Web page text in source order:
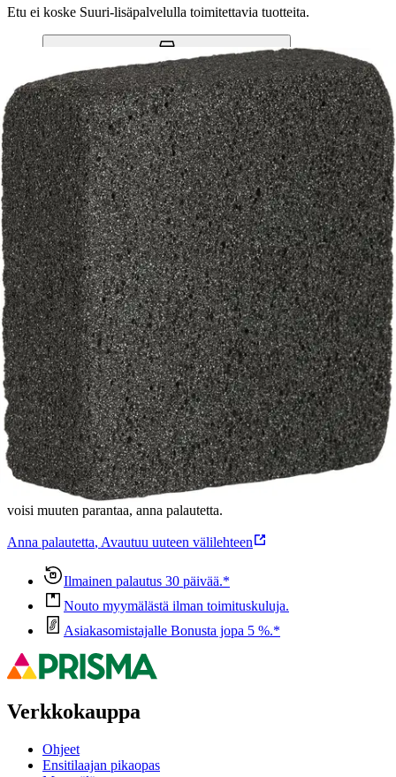
Etu ei koske Suuri‑lisäpalvelulla toimitettavia tuotteita.
Tarkista myymäläsaatavuus
Tuotekuvaus
Harjakivi, jolla puhdistat hevosesi helposti liasta ja irtokarvoista.
Erityisen hyödyllinen karvanlähtöaikaan. Lasikuitua. Koko 10x4x11
cm.
Ominaisuudet
Oletko tyytyväinen tuotetietoihin?
Ovatko tuotetiedot riittävät? Jos tuotetiedoissa on puutteita tai niitä
voisi muuten parantaa, anna palautetta.
Anna palautetta, Avautuu uuteen välilehteen
Ilmainen palautus 30 päivää.*
Nouto myymälästä ilman toimituskuluja.
Asiakasomistajalle Bonusta jopa 5 %.*
Verkkokauppa
Ohjeet
Ensitilaajan pikaopas